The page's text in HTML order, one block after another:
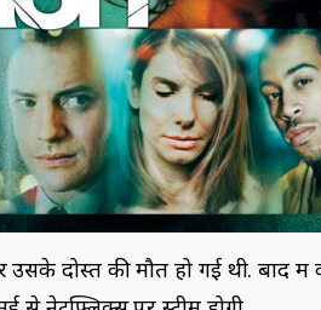
दोस्त की मौत हो गई थी. बाद में